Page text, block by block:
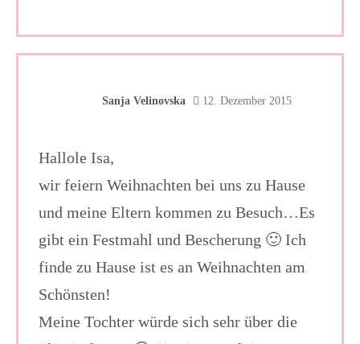
Sanja Velinovska 12. Dezember 2015
Hallole Isa,
wir feiern Weihnachten bei uns zu Hause
und meine Eltern kommen zu Besuch…Es
gibt ein Festmahl und Bescherung 🙂 Ich
finde zu Hause ist es an Weihnachten am
Schönsten!
Meine Tochter würde sich sehr über die